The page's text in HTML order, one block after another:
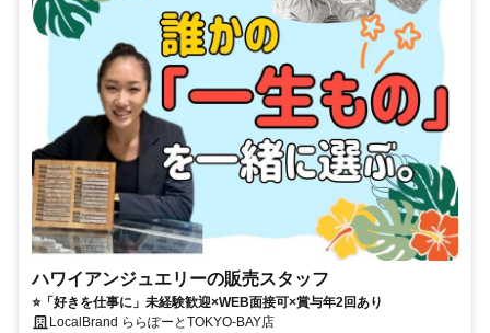
ハワイアンジュエリーの販売スタッフ
⭐「好きを仕事に」未経験歓迎×WEB面接可×賞与年2回あり
LocalBrand ららぽーとTOKYO-BAY店